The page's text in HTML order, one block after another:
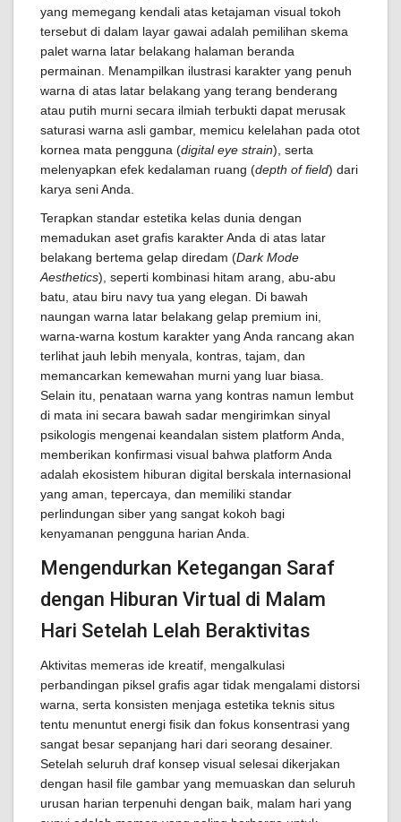
yang memegang kendali atas ketajaman visual tokoh
tersebut di dalam layar gawai adalah pemilihan skema
palet warna latar belakang halaman beranda
permainan. Menampilkan ilustrasi karakter yang penuh
warna di atas latar belakang yang terang benderang
atau putih murni secara ilmiah terbukti dapat merusak
saturasi warna asli gambar, memicu kelelahan pada otot
kornea mata pengguna (digital eye strain), serta
melenyapkan efek kedalaman ruang (depth of field) dari
karya seni Anda.
Terapkan standar estetika kelas dunia dengan
memadukan aset grafis karakter Anda di atas latar
belakang bertema gelap diredam (Dark Mode
Aesthetics), seperti kombinasi hitam arang, abu-abu
batu, atau biru navy tua yang elegan. Di bawah
naungan warna latar belakang gelap premium ini,
warna-warna kostum karakter yang Anda rancang akan
terlihat jauh lebih menyala, kontras, tajam, dan
memancarkan kemewahan murni yang luar biasa.
Selain itu, penataan warna yang kontras namun lembut
di mata ini secara bawah sadar mengirimkan sinyal
psikologis mengenai keandalan sistem platform Anda,
memberikan konfirmasi visual bahwa platform Anda
adalah ekosistem hiburan digital berskala internasional
yang aman, tepercaya, dan memiliki standar
perlindungan siber yang sangat kokoh bagi
kenyamanan pengguna harian Anda.
Mengendurkan Ketegangan Saraf
dengan Hiburan Virtual di Malam
Hari Setelah Lelah Beraktivitas
Aktivitas memeras ide kreatif, mengalkulasi
perbandingan piksel grafis agar tidak mengalami distorsi
warna, serta konsisten menjaga estetika teknis situs
tentu menuntut energi fisik dan fokus konsentrasi yang
sangat besar sepanjang hari dari seorang desainer.
Setelah seluruh draf konsep visual selesai dikerjakan
dengan hasil file gambar yang memuaskan dan seluruh
urusan harian terpenuhi dengan baik, malam hari yang